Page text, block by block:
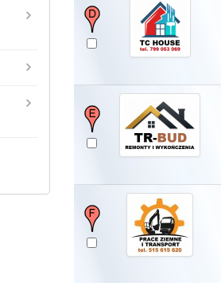
Pokaż/Ukryj mapę